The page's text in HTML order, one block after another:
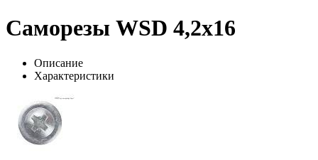
Саморезы WSD 4,2х16
Описание
Характеристики